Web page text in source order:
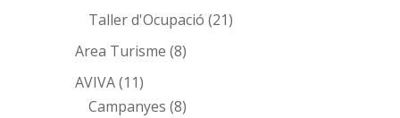
Taller d'Ocupació (21)
Area Turisme (8)
AVIVA(11)
Campanyes (8)